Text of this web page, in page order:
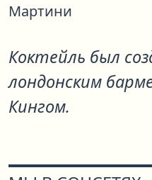
Мартини
Коктейль был
лондонским
Кингом.